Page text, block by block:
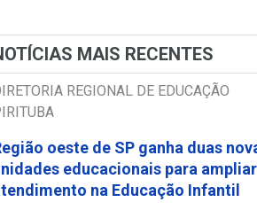
MAIS RECENTES
REGIONAL DE EDUCAÇÃO
oeste de SP ganha duas
educacionais para
na Educação Infantil